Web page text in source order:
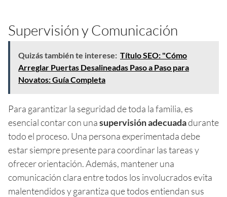
Supervisión y Comunicación
Quizás también te interese: Título SEO: "Cómo
Arreglar Puertas Desalineadas Paso a Paso para
Novatos: Guía Completa
Para garantizar la seguridad de toda la familia, es
esencial contar con unasupervisión adecuadadurante
todo el proceso. Una persona experimentada debe
estar siempre presente para coordinar las tareas y
ofrecer orientación. Además, mantener una
comunicación clara entre todos los involucrados evita
malentendidos y garantiza que todos entiendan sus